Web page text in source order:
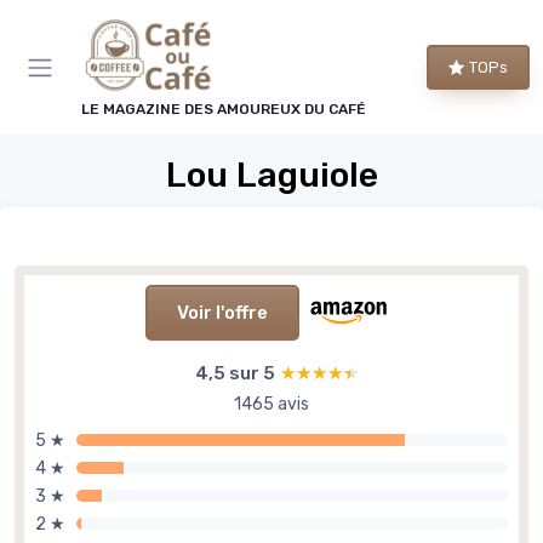
LE MAGAZINE DES AMOUREUX DU CAFÉ
TOPs
Lou Laguiole
Voir l'offre
4,5 sur 5 ★★★★★
★★★★★
1465 avis
5 ★
4 ★
3 ★
2 ★
Panneau de gestion des cookies